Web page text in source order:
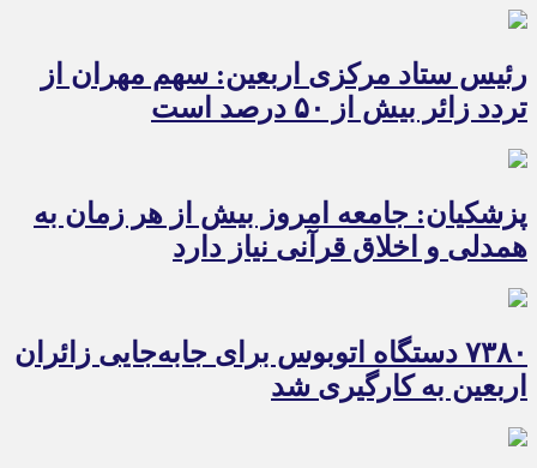
رئیس ستاد مرکزی اربعین: سهم مهران از
تردد زائر بیش از ۵۰ درصد است
پزشکیان: جامعه امروز بیش از هر زمان به
همدلی و اخلاق قرآنی نیاز دارد
۷۳۸۰ دستگاه اتوبوس برای جابه‌جایی زائران
اربعین به‌ کارگیری شد